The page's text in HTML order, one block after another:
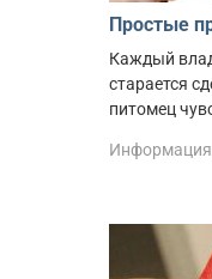
Простые
Каждый
старается
питомец
Информация